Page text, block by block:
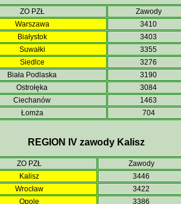
ZO PZŁ Zawody
Warszawa 3410
Białystok 3403
Suwałki 3355
Siedlce 3276
Biała Podlaska 3190
Ostrołęka 3084
Ciechanów 1463
Łomża 704
REGION IV zawody Kalisz
ZO PZŁ Zawody
Kalisz 3446
Wrocław 3422
Opole 3386